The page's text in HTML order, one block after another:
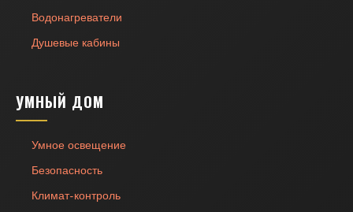
Водонагреватели
Душевые кабины
УМНЫЙ ДОМ
Умное освещение
Безопасность
Климат-контроль